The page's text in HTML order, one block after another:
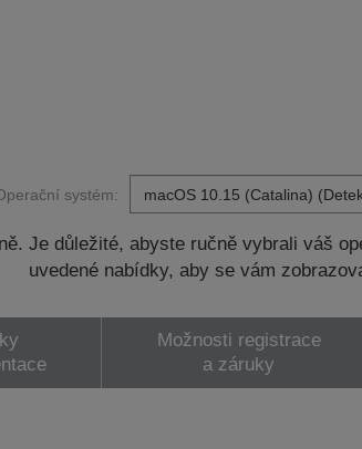
systém:
Je důležité, abyste ručně vybrali váš
uvedené nabídky, aby se vám
Možnosti registrace
a záruky